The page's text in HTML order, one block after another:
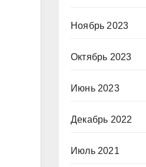
Ноябрь 2023
Октябрь 2023
Июнь 2023
Декабрь 2022
Июль 2021